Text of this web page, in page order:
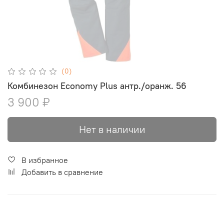
(0)
Комбинезон Economy Plus антр./оранж. 56
3 900 ₽
Нет в наличии
В избранное
Добавить в сравнение